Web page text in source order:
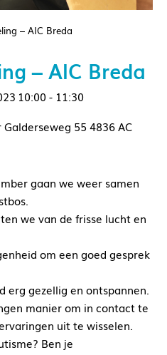
– AIC Breda
– AIC Breda
10:00 - 11:30
55 4836 AC
gaan we weer samen
we van de frisse lucht en
om een goed gesprek
erg gezellig en ontspannen.
manier om in contact te
uit te wisselen.
Ben je